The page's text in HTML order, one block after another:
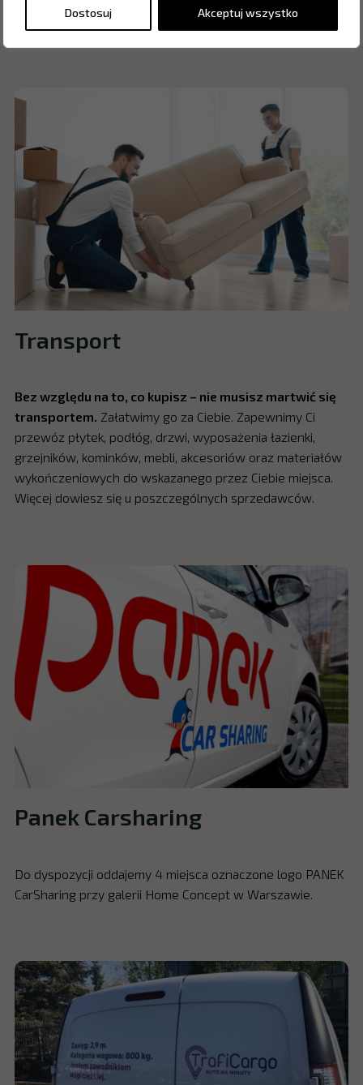
Dostosuj Akceptuj wszystko
a efekt będzie cieszył na długo!
Transport
Bez względu na to, co kupisz – nie musisz martwić się
transportem. Załatwimy go za Ciebie. Zapewnimy Ci
przewóz płytek, podłóg, drzwi, wyposażenia łazienki,
grzejników, kominków, mebli, akcesoriów oraz materiałów
wykończeniowych do wskazanego przez Ciebie miejsca.
Więcej dowiesz się u poszczególnych sprzedawców.
Panek Carsharing
Do dyspozycji oddajemy 4 miejsca oznaczone logo PANEK
CarSharing przy galerii Home Concept w Warszawie.